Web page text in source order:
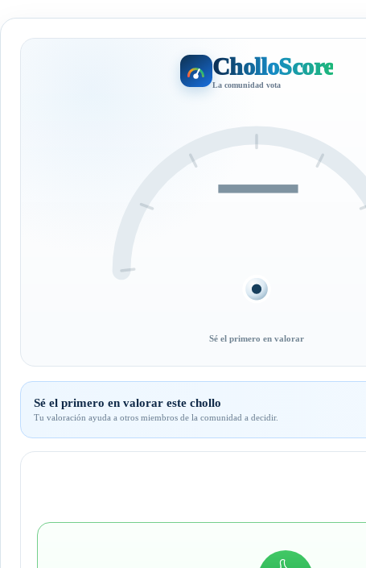
CholloScore
La comunidad vota
—
Sé el primero en valorar
Sé el primero en valorar este chollo
Tu valoración ayuda a otros miembros de la comunidad a decidir.